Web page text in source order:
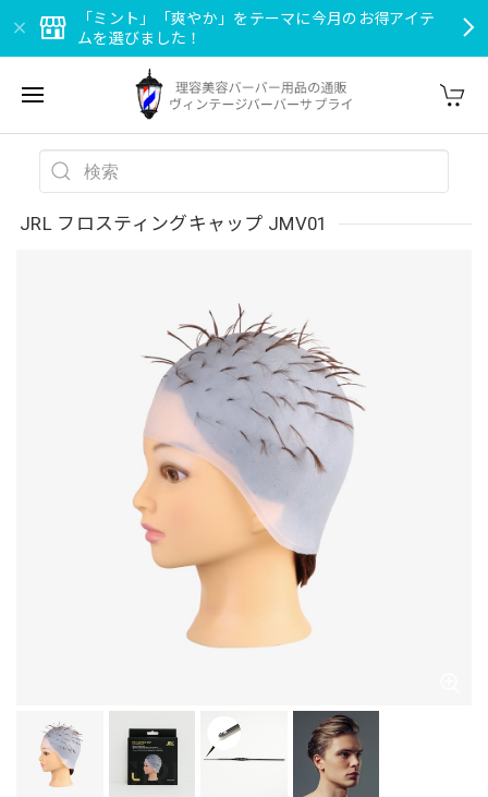
「ミント」「爽やか」をテーマに今月のお得アイテ
ムを選びました！
JRL フロスティングキャップ JMV01